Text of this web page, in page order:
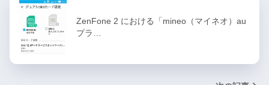
ZenFone 2 における「mineo（マイネオ）au
プラ…